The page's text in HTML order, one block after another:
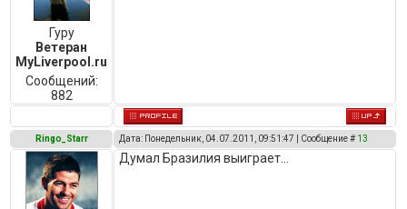
Гуру
Ветеран
MyLiverpool.ru
Сообщений:
882
Ringo_Starr Дата: Понедельник, 04.07.2011, 09:51:47 | Сообщение # 13
Думал Бразилия выиграет...